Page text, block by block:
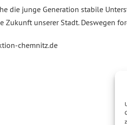
die junge Generation stabile
unserer Stadt. Deswegen
chemnitz.de